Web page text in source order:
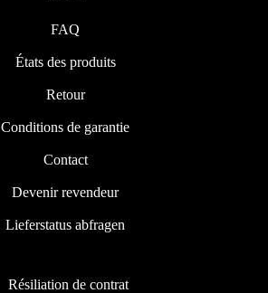
FAQ
États des produits
Retour
Conditions de garantie
Contact
Devenir revendeur
Lieferstatus abfragen
Résiliation de contrat